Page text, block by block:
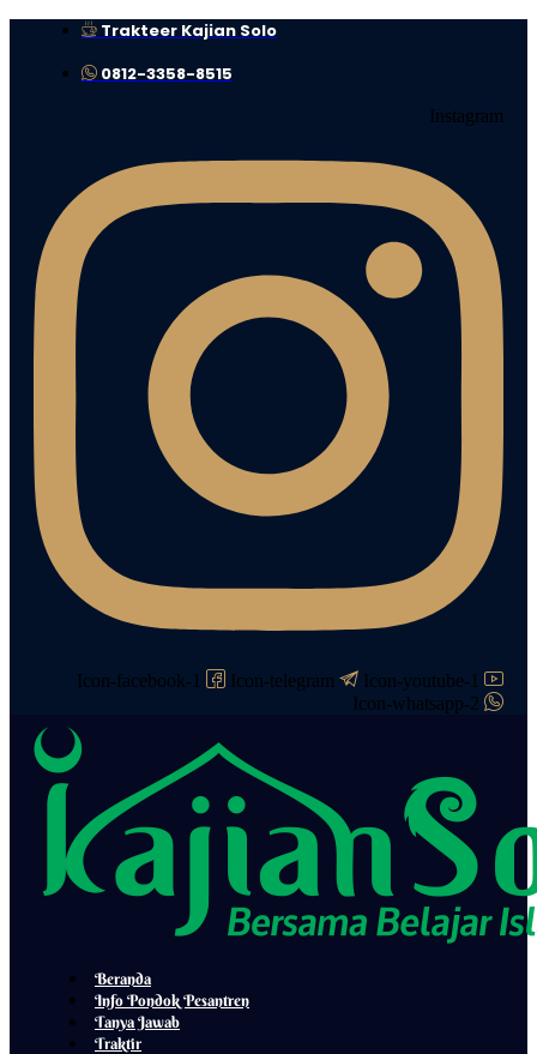
content
Trakteer Kajian Solo
0812-3358-8515
Instagram
Icon-facebook-1 Icon-telegram
Icon-youtube-1
Icon-whatsapp-2
Beranda
Info Pondok Pesantren
Tanya Jawab
Traktir